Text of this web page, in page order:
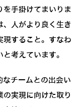
を手掛けてまいりま
、人がより良く生き
現すること。すなわ
考えています。
なチームとの出会い
実現に向けた取り